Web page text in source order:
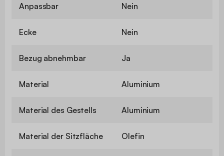
Anpassbar Nein
Ecke Nein
Bezug abnehmbar Ja
Material Aluminium
Material des Gestells Aluminium
Material der Sitzfläche Olefin